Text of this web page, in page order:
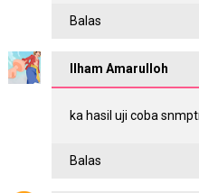
Balas
Ilham Amarulloh
ka hasil uji coba
Balas